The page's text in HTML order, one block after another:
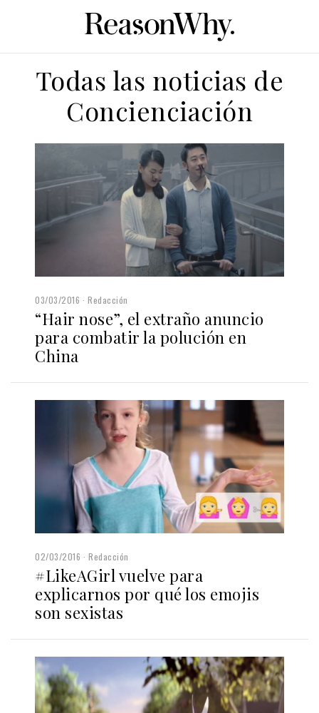
Todas las noticias de
Concienciación
03/03/2016 Redacción
“Hair nose”, el extraño anuncio
para combatir la polución en
China
02/03/2016 Redacción
#LikeAGirl vuelve para
explicarnos por qué los emojis
son sexistas